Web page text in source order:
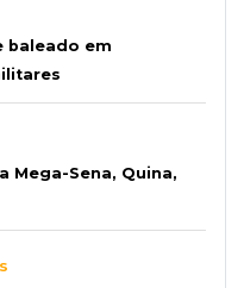
baleado em
Mega-Sena, Quina,